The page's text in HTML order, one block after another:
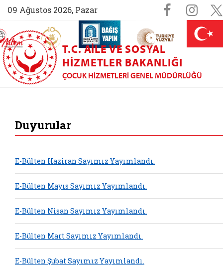
09 Ağustos 2026, Pazar Sosyal
(yeni sekmede açılır)
AİLEM İletişim Merkezi (yeni sekmede açılır)
Aile ve Nüfus On Yılı (yeni sekmede açılır)
Darülaceze bağış sayfası (yeni
T.C. AILE VE SOSYAL
HIZMETLER BAKANLIĞI
ÇOCUK HIZMETLERI GENEL MÜDÜRLÜĞÜ
Duyurular
E-Bülten Haziran Sayımız Yayımlandı.
E-Bülten Mayıs Sayımız Yayımlandı.
E-Bülten Nisan Sayımız Yayımlandı.
E-Bülten Mart Sayımız Yayımlandı.
E-Bülten Şubat Sayımız Yayımlandı.